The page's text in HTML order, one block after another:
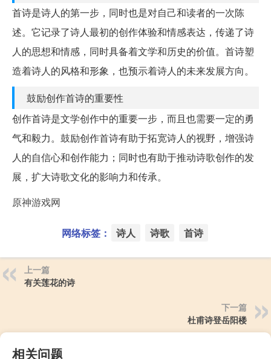
首诗是诗人的第一步，同时也是对自己和读者的一次陈
述。它记录了诗人最初的创作体验和情感表达，传递了诗
人的思想和情感，同时具备着文学和历史的价值。首诗塑
造着诗人的风格和形象，也预示着诗人的未来发展方向。
鼓励创作首诗的重要性
创作首诗是文学创作中的重要一步，而且也需要一定的勇
气和毅力。鼓励创作首诗有助于拓宽诗人的视野，增强诗
人的自信心和创作能力；同时也有助于推动诗歌创作的发
展，扩大诗歌文化的影响力和传承。
原神游戏网
网络标签： 诗人 诗歌 首诗
上一篇
有关莲花的诗
下一篇
杜甫诗登岳阳楼
相关问题